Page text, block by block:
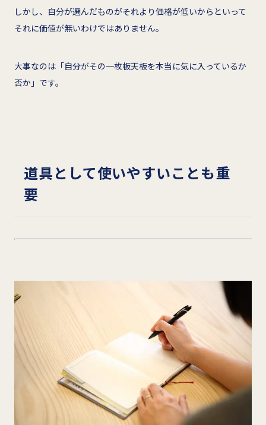
しかし、自分が選んだものがそれより価格が低いからといって
それに価値が無いわけではありません。
大事なのは「自分がその一枚板天板を本当に気に入っているか
否か」です。
道具として使いやすいことも重
要